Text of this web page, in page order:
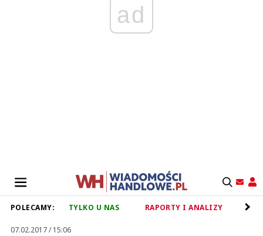
ad
POLECAMY: TYLKO U NAS RAPORTY I ANALIZY
07.02.2017 / 15:06